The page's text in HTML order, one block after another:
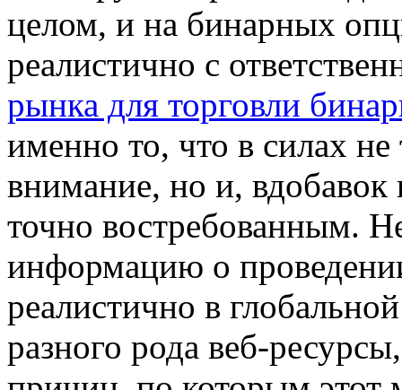
целом, и на бинарных
реалистично с
рынка для торговли
именно то, что в силах
внимание, но и,
точно востребованным.
информацию о
реалистично в
разного рода веб-